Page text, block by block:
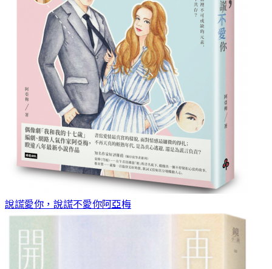
說謊愛你，說謊不愛你阿亞梅